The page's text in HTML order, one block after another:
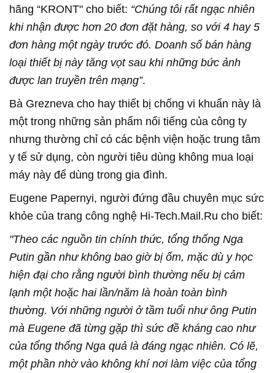
hãng “KRONT" cho biết: “Chúng tôi rất ngạc nhiên
khi nhận được hơn 20 đơn đặt hàng, so với 4 hay 5
đơn hàng một ngày trước đó. Doanh số bán hàng
loại thiết bị này tăng vọt sau khi những bức ảnh
được lan truyền trên mạng”.
Bà Grezneva cho hay thiết bị chống vi khuẩn này là
một trong những sản phẩm nổi tiếng của công ty
nhưng thường chỉ có các bệnh viện hoặc trung tâm
y tế sử dụng, còn người tiêu dùng không mua loại
máy này để dùng trong gia đình.
Eugene Papernyi, người đứng đầu chuyên mục sức
khỏe của trang công nghệ Hi-Tech.Mail.Ru cho biết:
"Theo các nguồn tin chính thức, tổng thống Nga
Putin gần như không bao giờ bị ốm, mặc dù y học
hiện đại cho rằng người bình thường nếu bị cảm
lạnh một hoặc hai lần/năm là hoàn toàn bình
thường. Với những người ở tầm tuổi như ông Putin
mà Eugene đã từng gặp thì sức đề kháng cao như
của tổng thống Nga quả là đáng ngạc nhiên. Có lẽ,
một phần nhờ vào không khí nơi làm việc của tổng